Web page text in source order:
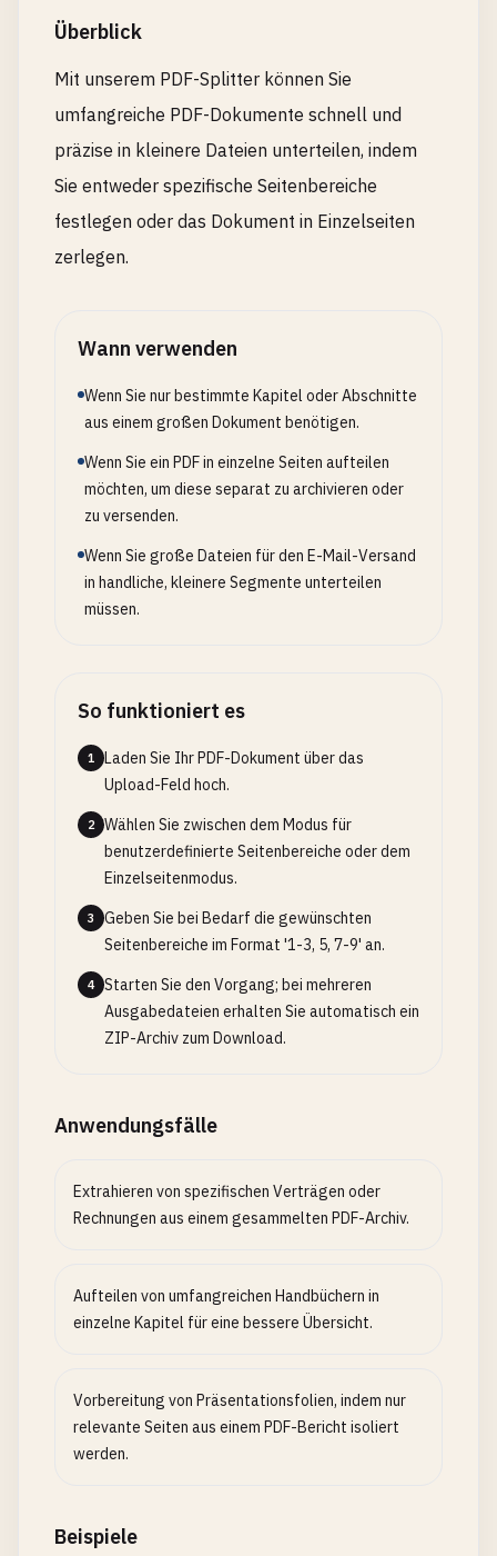
Überblick
Mit unserem PDF-Splitter können Sie
umfangreiche PDF-Dokumente schnell und
präzise in kleinere Dateien unterteilen, indem
Sie entweder spezifische Seitenbereiche
festlegen oder das Dokument in Einzelseiten
zerlegen.
Wann verwenden
Wenn Sie nur bestimmte Kapitel oder Abschnitte
aus einem großen Dokument benötigen.
Wenn Sie ein PDF in einzelne Seiten aufteilen
möchten, um diese separat zu archivieren oder
zu versenden.
Wenn Sie große Dateien für den E-Mail-Versand
in handliche, kleinere Segmente unterteilen
müssen.
So funktioniert es
1
Laden Sie Ihr PDF-Dokument über das
Upload-Feld hoch.
2
Wählen Sie zwischen dem Modus für
benutzerdefinierte Seitenbereiche oder dem
Einzelseitenmodus.
3
Geben Sie bei Bedarf die gewünschten
Seitenbereiche im Format '1-3, 5, 7-9' an.
4
Starten Sie den Vorgang; bei mehreren
Ausgabedateien erhalten Sie automatisch ein
ZIP-Archiv zum Download.
Anwendungsfälle
Extrahieren von spezifischen Verträgen oder
Rechnungen aus einem gesammelten PDF-Archiv.
Aufteilen von umfangreichen Handbüchern in
einzelne Kapitel für eine bessere Übersicht.
Vorbereitung von Präsentationsfolien, indem nur
relevante Seiten aus einem PDF-Bericht isoliert
werden.
Beispiele